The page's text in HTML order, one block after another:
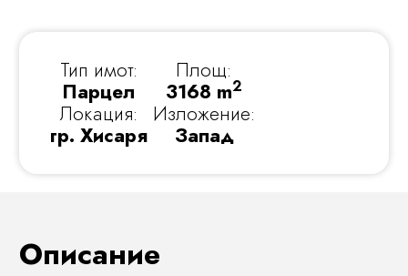
Тип имот:
Парцел
Локация:
гр. Хисаря
Площ:
3168 m2
Изложение:
Запад
Описание